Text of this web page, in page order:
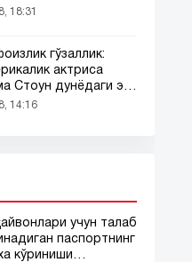
18:31
гўзаллик:
актриса
Стоун дунёдаги энг
аёл деб топилди!
14:16
учун талаб
паспортнинг
кўриниши